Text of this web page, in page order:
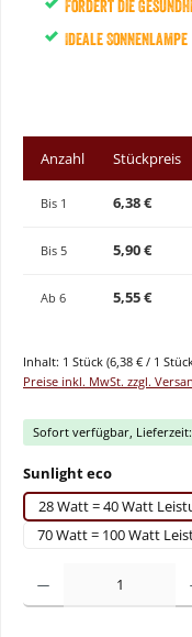
Fördert die
Ideale Sonnenlampe
Anzahl Stückpreis
Bis 1 6,38 €
Bis 5 5,90 €
Ab 6 5,55 €
Inhalt: 1 Stück (6,38 € / 1
Preise inkl. MwSt. zzgl.
Sofort verfügbar, Lieferzeit:
Sunlight ecoauswählen
28 Watt = 40 Watt
70 Watt = 100 Watt